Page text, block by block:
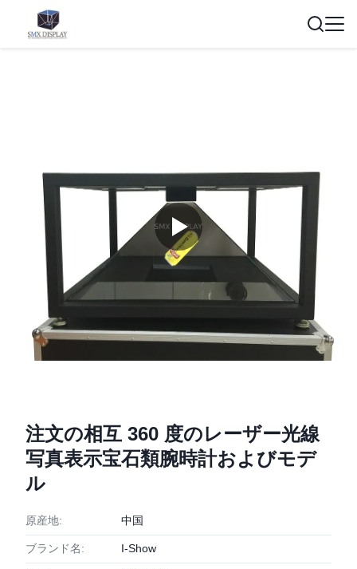
注文の相互 360 度のレーザー光線
写真表示宝石類腕時計およびモデ
ル
原産地: 中国
ブランド名: I-Show